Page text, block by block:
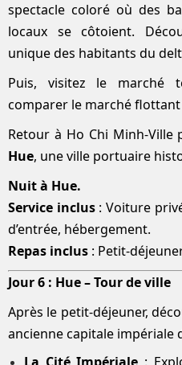
spectacle coloré où des
locaux se côtoient.
unique des habitants du
Puis, visitez le marché
comparer le marché flottant
Retour à Ho Chi Minh-
Hue, une ville portuaire
Nuit à Hue.
Service inclus: Voiture
d’entrée, hébergement.
Repas inclus : Petit-
Jour 6 : Hue – Tour de ville
Après le petit-déjeuner,
ancienne capitale impériale